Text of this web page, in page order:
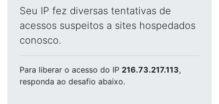
Seu IP fez diversas tentativas de
acessos suspeitos a sites hospedados
conosco.
Para liberar o acesso do IP 216.73.217.113,
responda ao desafio abaixo.